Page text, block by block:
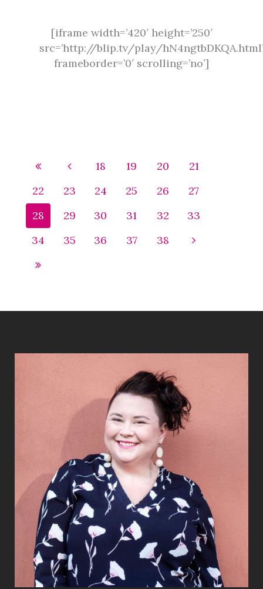
[iframe width=’420′ height=’250′
src=’http://blip.tv/play/hN4ngtbDKQA.html’
frameborder=’0′ scrolling=’no’]
18 19 20
21
22
23 24 25 26
27
28
29 30 31 32
33
34
35 36 37 38